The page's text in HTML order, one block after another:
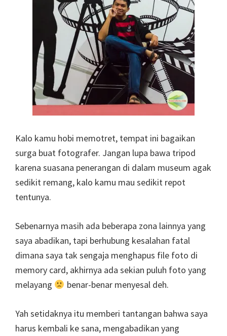
Kalo kamu hobi memotret, tempat ini bagaikan
surga buat fotografer. Jangan lupa bawa tripod
karena suasana penerangan di dalam museum agak
sedikit remang, kalo kamu mau sedikit repot
tentunya.
Sebenarnya masih ada beberapa zona lainnya yang
saya abadikan, tapi berhubung kesalahan fatal
dimana saya tak sengaja menghapus file foto di
memory card, akhirnya ada sekian puluh foto yang
melayang
benar-benar menyesal deh.
Yah setidaknya itu memberi tantangan bahwa saya
harus kembali ke sana, mengabadikan yang